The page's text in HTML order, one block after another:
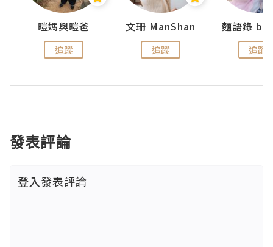
暟媽與暟爸
追蹤
文珊 ManShan
追蹤 追蹤
發表評論
登入發表評論